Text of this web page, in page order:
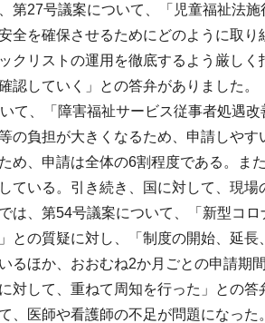
第27号議案について、「児童福祉法
全を確保させるためにどのように取
クリストの運用を徹底するよう厳し
認していく」との答弁がありました。
て、「障害福祉サービス従事者処遇
の負担が大きくなるため、申請しや
め、申請は全体の6割程度である。ま
ている。引き続き、国に対して、現場
は、第54号議案について、「新型コ
との質疑に対し、「制度の開始、延
るほか、おおむね2か月ごとの申請
対して、重ねて周知を行った」との答
、医師や看護師の不足が問題になっ